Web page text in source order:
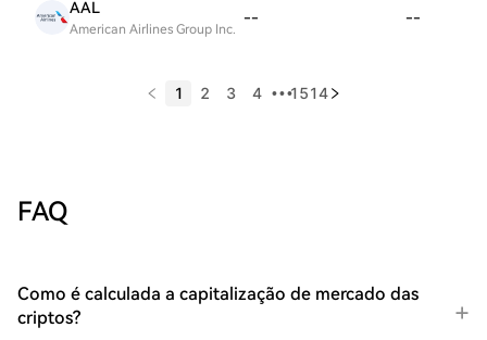
AAL
American Airlines Group Inc.
-- --
1 2 3 4 •••1514
FAQ
Como é calculada a capitalização de mercado das
criptos?